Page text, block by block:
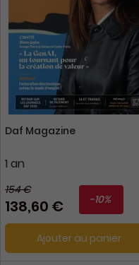
Daf Magazine
1 an
154 €
138,60 € -10%
Ajouter au panier